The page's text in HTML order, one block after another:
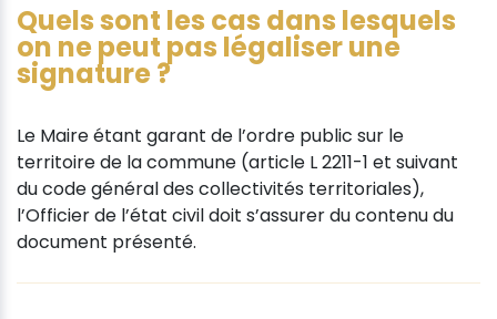
Quels sont les cas dans lesquels
on ne peut pas légaliser une
signature ?
Le Maire étant garant de l’ordre public sur le
territoire de la commune (article L 2211-1 et suivant
du code général des collectivités territoriales),
l’Officier de l’état civil doit s’assurer du contenu du
document présenté.